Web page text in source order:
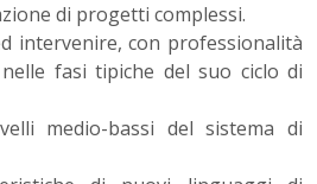
di progetti complessi.
intervenire, con professionalità
fasi tipiche del suo ciclo di
medio-bassi del sistema di